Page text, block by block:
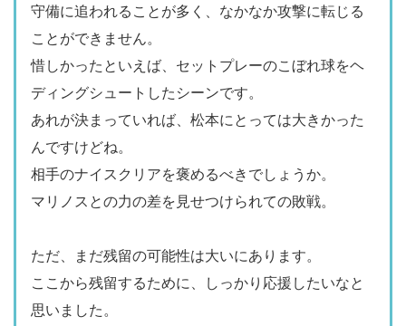
守備に追われることが多く、なかなか攻撃に転じる
ことができません。
惜しかったといえば、セットプレーのこぼれ球をヘ
ディングシュートしたシーンです。
あれが決まっていれば、松本にとっては大きかった
んですけどね。
相手のナイスクリアを褒めるべきでしょうか。
マリノスとの力の差を見せつけられての敗戦。
ただ、まだ残留の可能性は大いにあります。
ここから残留するために、しっかり応援したいなと
思いました。